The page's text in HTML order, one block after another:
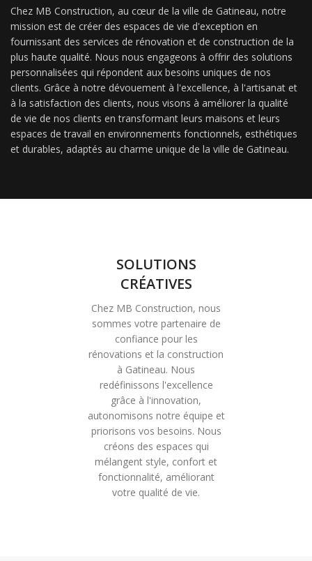
Chez MB Construction, au cœur de la ville de Gatineau, notre
mission est de créer des espaces de vie d'exception en
fournissant des services de rénovation et de construction de la
plus haute qualité. Nous nous engageons à offrir des solutions
personnalisées qui répondent aux besoins uniques de nos
clients. Grâce à notre dévouement à l'excellence, à l'artisanat et
à la satisfaction des clients, nous visons à améliorer la qualité
de vie de nos clients en transformant leurs maisons et leurs
espaces de travail en environnements fonctionnels, esthétiques
et durables, adaptés au charme unique de la ville de Gatineau.
SOLUTIONS
CRÉATIVES
Chez MB Construction, nous
sommes votre partenaire de
confiance pour les
rénovations et la construction
à Gatineau. Nous
redéfinissons l'excellence
grâce à l'innovation,
autonomisons notre équipe et
priorisons vos besoins. Nous
créons des espaces qui
mélangent style, confort et
fonctionnalité, améliorant
votre qualité de vie.